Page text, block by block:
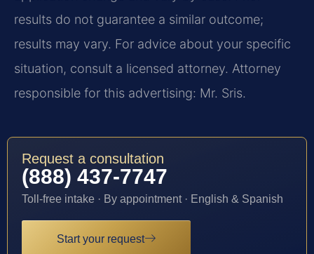
results do not guarantee a similar outcome;
results may vary. For advice about your specific
situation, consult a licensed attorney. Attorney
responsible for this advertising: Mr. Sris.
Request a consultation
(888) 437-7747
Toll-free intake · By appointment · English & Spanish
Start your request